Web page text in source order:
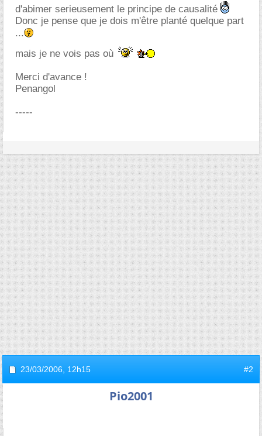
d'abimer serieusement le principe de causalité
Donc je pense que je dois m'être planté quelque part
...
mais je ne vois pas où
Merci d'avance !
Penangol
-----
23/03/2006, 12h15 #2
Pio2001